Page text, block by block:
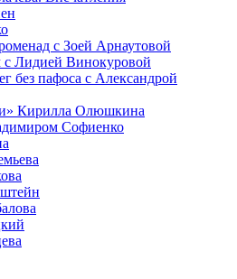
с Зоей Арнаутовой
с Лидией Винокуровой
без пафоса с Александрой
Кирилла Олюшкина
Софиенко